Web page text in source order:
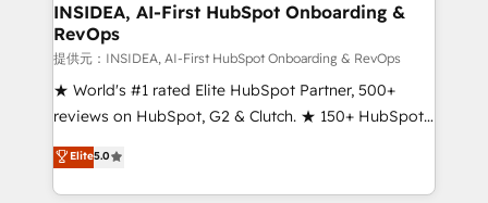
INSIDEA, AI-First HubSpot Onboarding &
RevOps
提供元：INSIDEA, AI-First HubSpot Onboarding & RevOps
★ World's #1 rated Elite HubSpot Partner, 500+
reviews on HubSpot, G2 & Clutch. ★ 150+ HubSpot
Certified Experts & Trainers across the team ★
1,500+ implementations across five continents ★ AI-
First, RevOps-led, Onboarding obsessed ★
Elite5.0